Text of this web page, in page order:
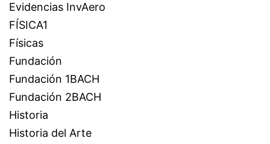
Evidencias InvAero
FÍSICA1
Físicas
Fundación
Fundación 1BACH
Fundación 2BACH
Historia
Historia del Arte